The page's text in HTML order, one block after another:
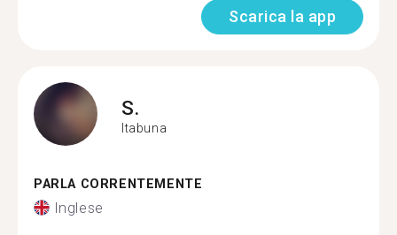
Scarica la app
S.
Itabuna
PARLA CORRENTEMENTE
Inglese